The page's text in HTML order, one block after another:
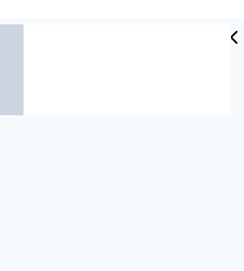
tiempo en el siempre serio,